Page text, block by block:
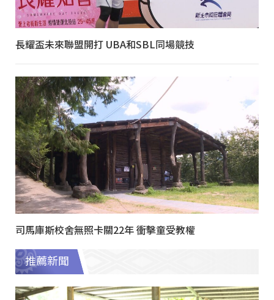
長耀盃未來聯盟開打 UBA和SBL同場競技
司馬庫斯校舍無照卡關22年 衝擊童受教權
推薦新聞